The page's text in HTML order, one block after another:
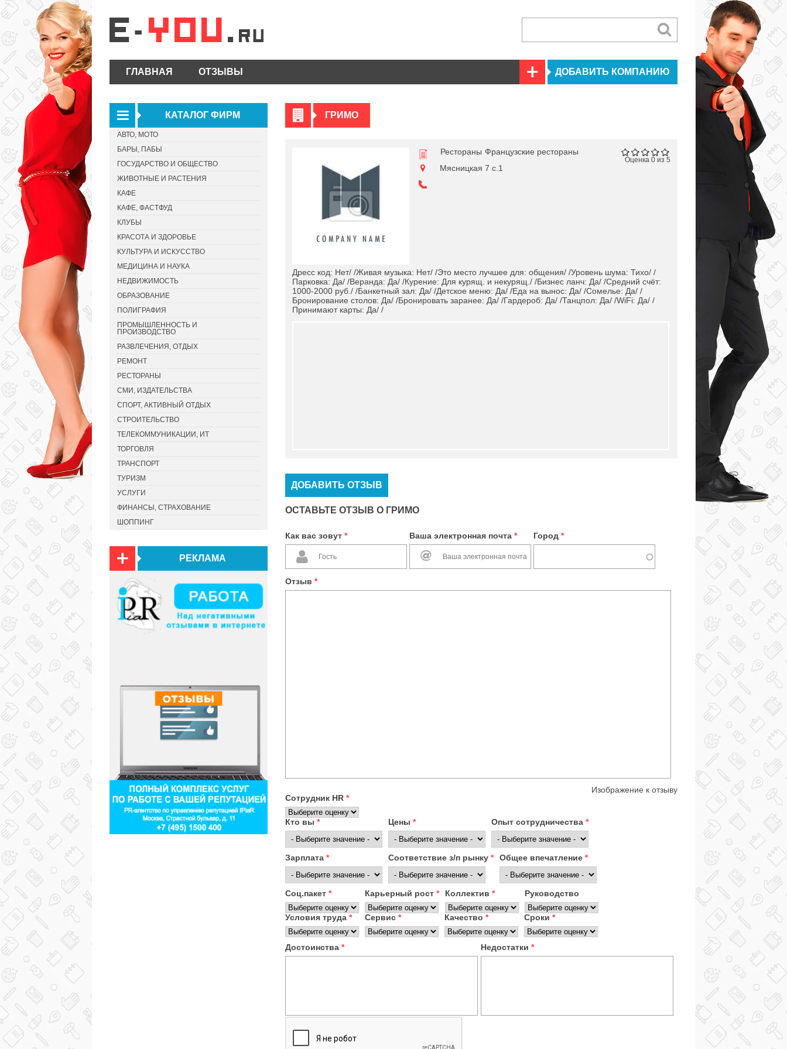
ГЛАВНАЯ ОТЗЫВЫ ДОБАВИТЬ КОМПАНИЮ
ГРИМО
Оценка 0 из 5
Рестораны Французские рестораны
Мясницкая 7 с.1
Дресс код: Нет/ /Живая музыка: Нет/ /Это место лучшее для: общения/ /Уровень шума: Тихо/ /
Парковка: Да/ /Веранда: Да/ /Курение: Для курящ. и некурящ./ /Бизнес ланч: Да/ /Средний счёт:
1000-2000 руб./ /Банкетный зал: Да/ /Детское меню: Да/ /Еда на вынос: Да/ /Сомелье: Да/ /
Бронирование столов: Да/ /Бронировать заранее: Да/ /Гардероб: Да/ /Танцпол: Да/ /WiFi: Да/ /
Принимают карты: Да/ /
ДОБАВИТЬ ОТЗЫВ
ОСТАВЬТЕ ОТЗЫВ О ГРИМО
Как вас зовут * Ваша электронная почта * Город *
Отзыв *
Изображение к отзыву
Сотрудник HR *
Кто вы * Цены * Опыт сотрудничества *
Зарплата * Соответствие з/п рынку * Общее впечатление *
Соц.пакет * Карьерный рост * Коллектив * Руководство
Условия труда * Сервис * Качество * Сроки *
Достоинства * Недостатки *
КАТАЛОГ ФИРМ
АВТО, МОТО
БАРЫ, ПАБЫ
ГОСУДАРСТВО И ОБЩЕСТВО
ЖИВОТНЫЕ И РАСТЕНИЯ
КАФЕ
КАФЕ, ФАСТФУД
КЛУБЫ
КРАСОТА И ЗДОРОВЬЕ
КУЛЬТУРА И ИСКУССТВО
МЕДИЦИНА И НАУКА
НЕДВИЖИМОСТЬ
ОБРАЗОВАНИЕ
ПОЛИГРАФИЯ
ПРОМЫШЛЕННОСТЬ И
ПРОИЗВОДСТВО
РАЗВЛЕЧЕНИЯ, ОТДЫХ
РЕМОНТ
РЕСТОРАНЫ
СМИ, ИЗДАТЕЛЬСТВА
СПОРТ, АКТИВНЫЙ ОТДЫХ
СТРОИТЕЛЬСТВО
ТЕЛЕКОММУНИКАЦИИ, ИТ
ТОРГОВЛЯ
ТРАНСПОРТ
ТУРИЗМ
УСЛУГИ
ФИНАНСЫ, СТРАХОВАНИЕ
ШОППИНГ
РЕКЛАМА